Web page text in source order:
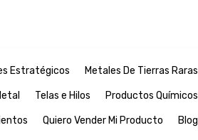
Estratégicos Metales De Tierras Raras
Telas e Hilos Productos Químicos
Quiero Vender Mi Producto Blog